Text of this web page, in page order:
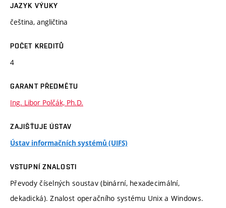
JAZYK VÝUKY
čeština, angličtina
POČET KREDITŮ
4
GARANT PŘEDMĚTU
Ing. Libor Polčák, Ph.D.
ZAJIŠŤUJE ÚSTAV
Ústav informačních systémů (UIFS)
VSTUPNÍ ZNALOSTI
Převody číselných soustav (binární, hexadecimální,
dekadická). Znalost operačního systému Unix a Windows.